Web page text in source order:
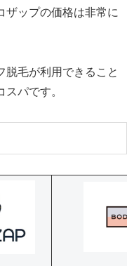
ザップの価格は非常に
脱毛が利用できること
パです。